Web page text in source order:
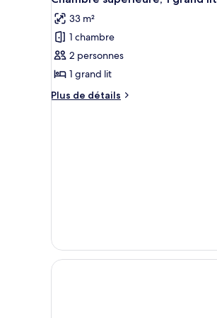
doubles
toutes
les
photos
pour
ce
type
de
33 m²
1 chambre
2 personnes
1 grand lit
Plus de détails
Plus